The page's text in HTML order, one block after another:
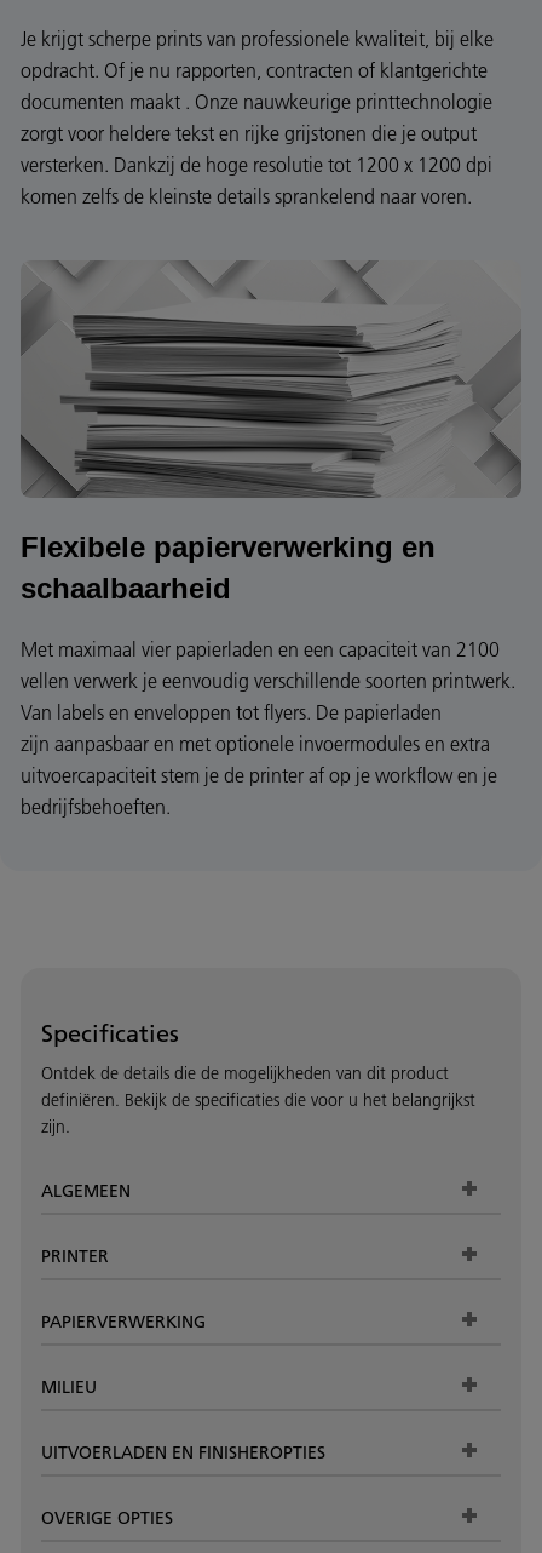
Je krijgt scherpe prints van professionele kwaliteit, bij elke
opdracht. Of je nu rapporten, contracten of klantgerichte
documenten maakt . Onze nauwkeurige printtechnologie
zorgt voor heldere tekst en rijke grijstonen die je output
versterken. Dankzij de hoge resolutie tot 1200 x 1200 dpi
komen zelfs de kleinste details sprankelend naar voren.
Flexibele papierverwerking en
schaalbaarheid
Met maximaal vier papierladen en een capaciteit van 2100
vellen verwerk je eenvoudig verschillende soorten printwerk.
Van labels en enveloppen tot flyers. De papierladen
zijn aanpasbaar en met optionele invoermodules en extra
uitvoercapaciteit stem je de printer af op je workflow en je
bedrijfsbehoeften.
Specificaties
Ontdek de details die de mogelijkheden van dit product
definiëren. Bekijk de specificaties die voor u het belangrijkst
zijn.
ALGEMEEN
PRINTER
PAPIERVERWERKING
MILIEU
UITVOERLADEN EN FINISHEROPTIES
OVERIGE OPTIES